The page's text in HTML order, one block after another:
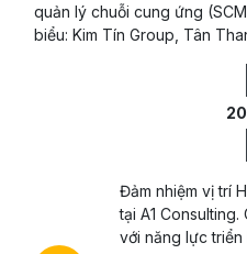
quản lý chuỗi cung ứng
biểu: Kim Tín Group, Tân
Đảm nhiệm vị trí
tại A1
với năng lực